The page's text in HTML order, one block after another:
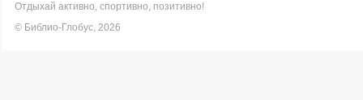
Отдыхай активно, спортивно, позитивно!
© Библио-Глобус, 2026